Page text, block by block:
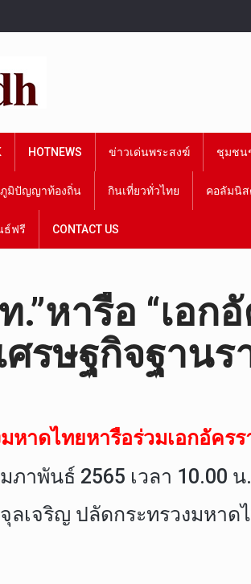
HOTNEWS ข่าวเด่นพระสงฆ์ ชุมชน
ภูมิปัญญาท้องถิ่น กินเที่ยวทั่วไทย คอลัมนิส
ธ์ฟรี CONTACT US
.”หารือ “เอ
รษฐกิจฐานร
หาดไทยหารือร่วมเอกอัคร
ภาพันธ์ 2565 เวลา
ลเจริญ ปลัดกระทรวงมหาด